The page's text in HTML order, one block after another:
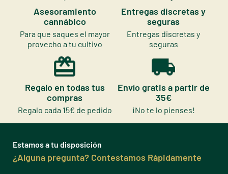
Asesoramiento
cannábico
Para que saques el mayor
provecho a tu cultivo
Entregas discretas y
seguras
Entregas discretas y
seguras
Regalo en todas tus
compras
Regalo cada 15€ de pedido
Envío gratis a partir de
35€
¡No te lo pienses!
Estamos a tu disposición
¿Alguna pregunta? Contestamos Rápidamente